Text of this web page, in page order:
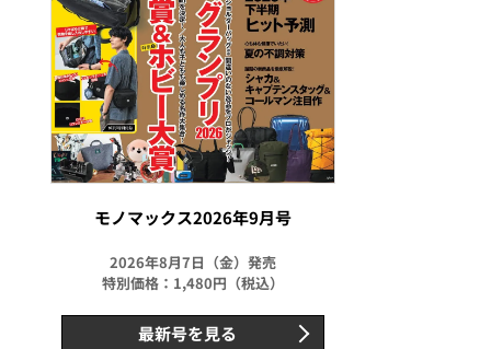
モノマックス2026年9月号
2026年8月7日（金）発売
特別価格：1,480円（税込）
最新号を見る